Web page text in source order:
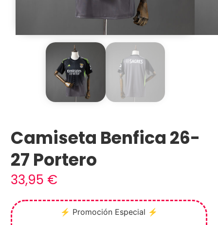
Camiseta Benfica 26-
27 Portero
33,95 €
⚡ Promoción Especial ⚡